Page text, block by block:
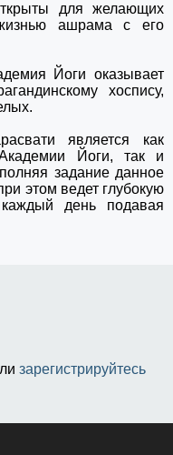
для желающих
ашрама с его
Йоги оказывает
хоспису,
является как
Академии Йоги, так и
задание данное
этом ведет глубокую
день подавая
зарегистрируйтесь